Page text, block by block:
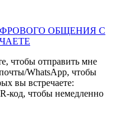
ОБЩЕНИЯ С
чтобы отправить мне
WhatsApp, чтобы
вы встречаете:
код, чтобы немедленно